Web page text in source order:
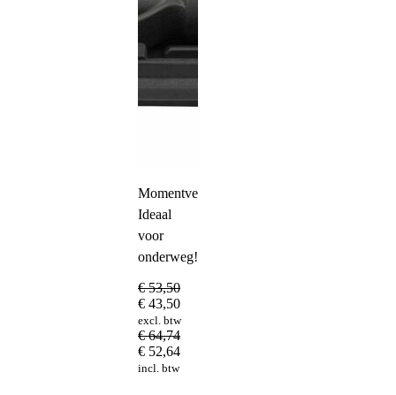
Momentversterker,
Ideaal
voor
onderweg!
€53,50
€ 43,50
excl. btw
€64,74
€ 52,64
incl. btw